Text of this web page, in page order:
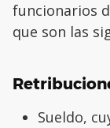
funcionarios
que son las
Sueldo,